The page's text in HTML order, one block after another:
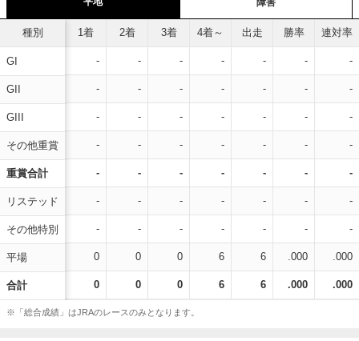
種別
GI
GII
GIII
その他重賞
重賞合計
リステッド
その他特別
平場
合計
1着 2着 3着 4着～ 出走 勝率 連対率
- - - - - - -
- - - - - - -
- - - - - - -
- - - - - - -
- - - - - - -
- - - - - - -
- - - - - - -
0 0 0 6 6 .000 .000
0 0 0 6 6 .000 .000
※「総合成績」はJRAのレースのみとなります。